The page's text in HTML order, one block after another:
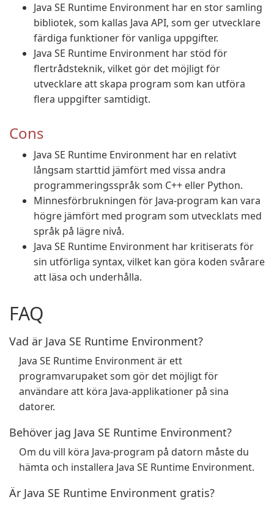
Java SE Runtime Environment har en stor samling
bibliotek, som kallas Java API, som ger utvecklare
färdiga funktioner för vanliga uppgifter.
Java SE Runtime Environment har stöd för
flertrådsteknik, vilket gör det möjligt för
utvecklare att skapa program som kan utföra
flera uppgifter samtidigt.
Cons
Java SE Runtime Environment har en relativt
långsam starttid jämfört med vissa andra
programmeringsspråk som C++ eller Python.
Minnesförbrukningen för Java-program kan vara
högre jämfört med program som utvecklats med
språk på lägre nivå.
Java SE Runtime Environment har kritiserats för
sin utförliga syntax, vilket kan göra koden svårare
att läsa och underhålla.
FAQ
Vad är Java SE Runtime Environment?
Java SE Runtime Environment är ett
programvarupaket som gör det möjligt för
användare att köra Java-applikationer på sina
datorer.
Behöver jag Java SE Runtime Environment?
Om du vill köra Java-program på datorn måste du
hämta och installera Java SE Runtime Environment.
Är Java SE Runtime Environment gratis?